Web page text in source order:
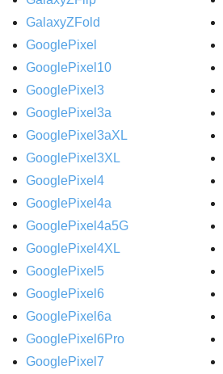
GalaxyZFold
GooglePixel
GooglePixel10
GooglePixel3
GooglePixel3a
GooglePixel3aXL
GooglePixel3XL
GooglePixel4
GooglePixel4a
GooglePixel4a5G
GooglePixel4XL
GooglePixel5
GooglePixel6
GooglePixel6a
GooglePixel6Pro
GooglePixel7